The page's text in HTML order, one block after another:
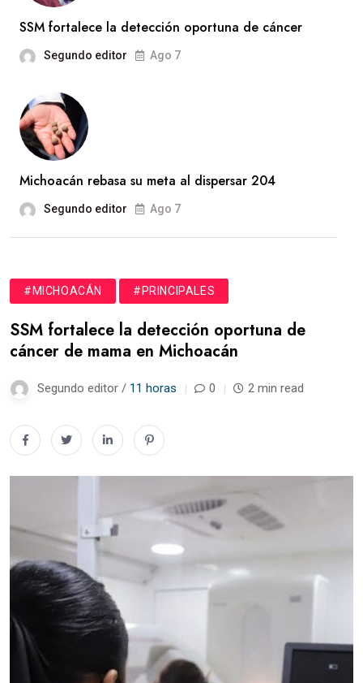
SSM fortalece la detección oportuna de cáncer
Segundo editor Ago 7
Michoacán rebasa su meta al dispersar 204
Segundo editor Ago 7
#MICHOACÁN #PRINCIPALES
SSM fortalece la detección oportuna de
cáncer de mama en Michoacán
Segundo editor / 11 horas 0 2 min read